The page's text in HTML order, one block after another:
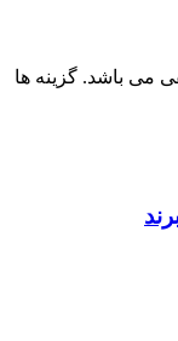
می باشد. گزینه ها